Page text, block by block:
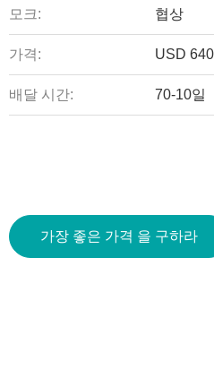
모크: 협상
가격: USD
배달 시간: 70-10일
가장 좋은 가격 을 구하라